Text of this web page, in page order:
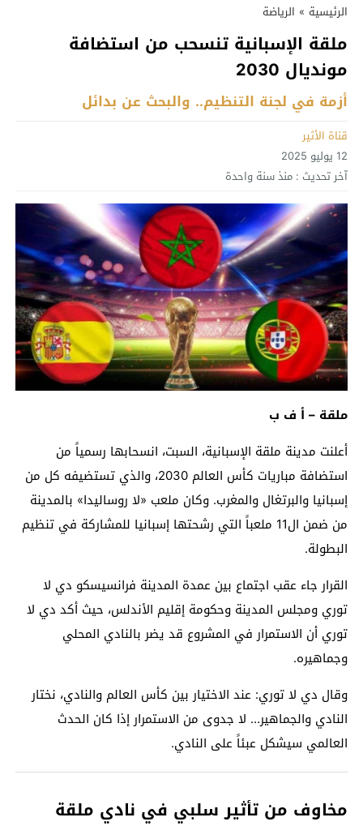
الرئيسية » الرياضة
ملقة الإسبانية تنسحب من استضافة
مونديال 2030
أزمة في لجنة التنظيم.. والبحث عن بدائل
قناة الأثير
12 يوليو 2025
آخر تحديث : منذ سنة واحدة
ملقة – أ ف ب
أعلنت مدينة ملقة الإسبانية، السبت، انسحابها رسمياً من
استضافة مباريات كأس العالم 2030، والذي تستضيفه كل من
إسبانيا والبرتغال والمغرب. وكان ملعب «لا روساليدا» بالمدينة
من ضمن ال11 ملعباً التي رشحتها إسبانيا للمشاركة في تنظيم
البطولة.
القرار جاء عقب اجتماع بين عمدة المدينة فرانسيسكو دي لا
توري ومجلس المدينة وحكومة إقليم الأندلس، حيث أكد دي لا
توري أن الاستمرار في المشروع قد يضر بالنادي المحلي
وجماهيره.
وقال دي لا توري: عند الاختيار بين كأس العالم والنادي، نختار
النادي والجماهير… لا جدوى من الاستمرار إذا كان الحدث
العالمي سيشكل عبئاً على النادي.
مخاوف من تأثير سلبي في نادي ملقة